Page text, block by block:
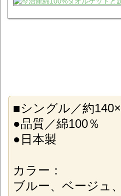
■シングル／約
●品質／綿100％
●日本製
カラー：
ブルー、ベージュ